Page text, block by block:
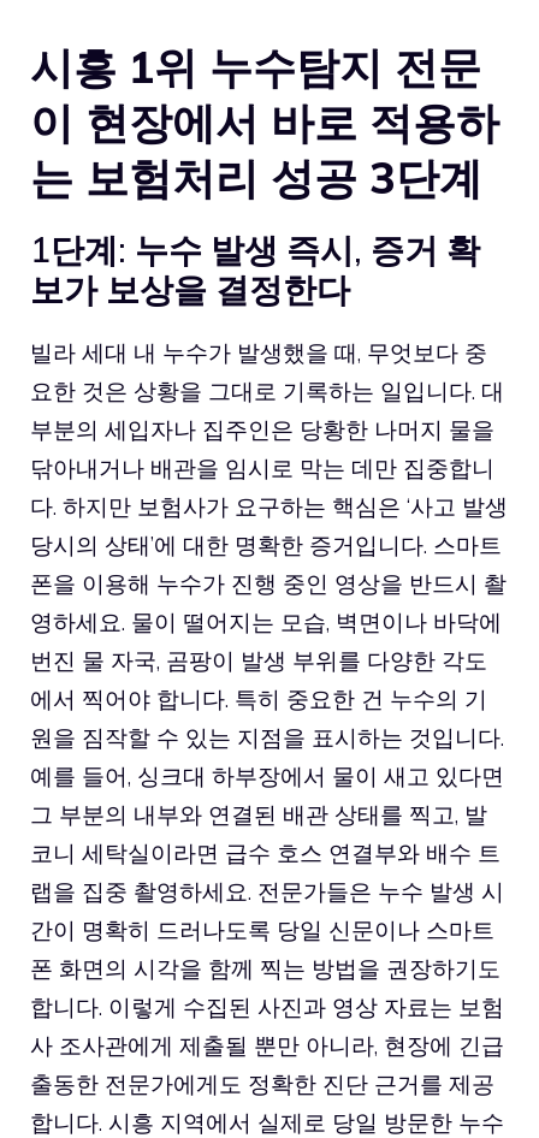
시흥 1위 누수탐지 전문
이 현장에서 바로 적용하
는 보험처리 성공 3단계
1단계: 누수 발생 즉시, 증거 확
보가 보상을 결정한다
빌라 세대 내 누수가 발생했을 때, 무엇보다 중
요한 것은 상황을 그대로 기록하는 일입니다. 대
부분의 세입자나 집주인은 당황한 나머지 물을
닦아내거나 배관을 임시로 막는 데만 집중합니
다. 하지만 보험사가 요구하는 핵심은 ‘사고 발생
당시의 상태’에 대한 명확한 증거입니다. 스마트
폰을 이용해 누수가 진행 중인 영상을 반드시 촬
영하세요. 물이 떨어지는 모습, 벽면이나 바닥에
번진 물 자국, 곰팡이 발생 부위를 다양한 각도
에서 찍어야 합니다. 특히 중요한 건 누수의 기
원을 짐작할 수 있는 지점을 표시하는 것입니다.
예를 들어, 싱크대 하부장에서 물이 새고 있다면
그 부분의 내부와 연결된 배관 상태를 찍고, 발
코니 세탁실이라면 급수 호스 연결부와 배수 트
랩을 집중 촬영하세요. 전문가들은 누수 발생 시
간이 명확히 드러나도록 당일 신문이나 스마트
폰 화면의 시각을 함께 찍는 방법을 권장하기도
합니다. 이렇게 수집된 사진과 영상 자료는 보험
사 조사관에게 제출될 뿐만 아니라, 현장에 긴급
출동한 전문가에게도 정확한 진단 근거를 제공
합니다. 시흥 지역에서 실제로 당일 방문한 누수